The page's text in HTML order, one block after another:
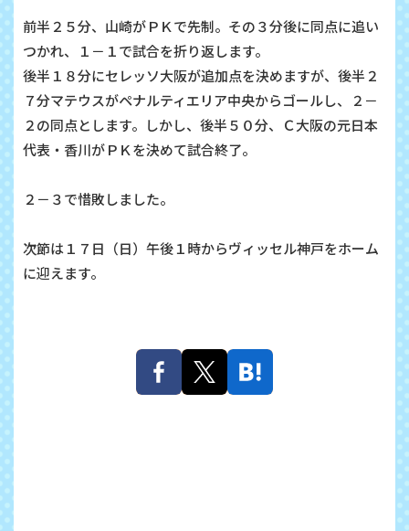
前半２５分、山崎がＰＫで先制。その３分後に同点に追い
つかれ、１－１で試合を折り返します。
後半１８分にセレッソ大阪が追加点を決めますが、後半２
７分マテウスがペナルティエリア中央からゴールし、２－
２の同点とします。しかし、後半５０分、Ｃ大阪の元日本
代表・香川がＰＫを決めて試合終了。
２－３で惜敗しました。
次節は１７日（日）午後１時からヴィッセル神戸をホーム
に迎えます。